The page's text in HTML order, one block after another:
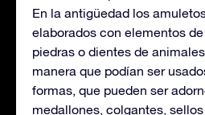
En la antigüedad los
elaborados con elementos
piedras o dientes de
manera que podían ser
formas, que pueden ser
medallones, colgantes,